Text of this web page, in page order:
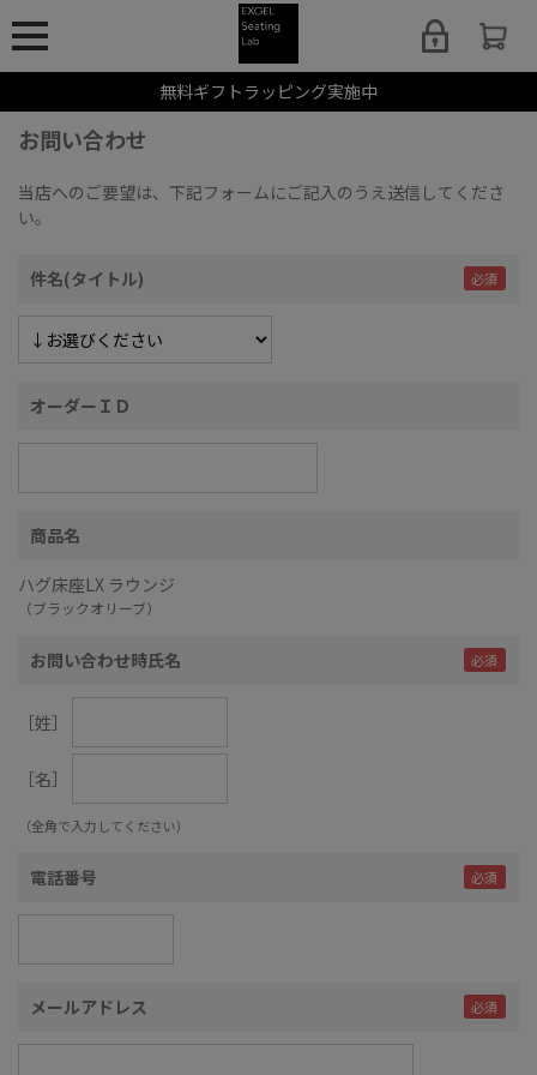
無料ギフトラッピング実施中
お問い合わせ
当店へのご要望は、下記フォームにご記入のうえ送信してくださ
い。
件名(タイトル)
オーダーＩＤ
商品名
ハグ床座LX ラウンジ
（ブラックオリーブ）
お問い合わせ時氏名
［姓］
［名］
（全角で入力してください）
電話番号
メールアドレス